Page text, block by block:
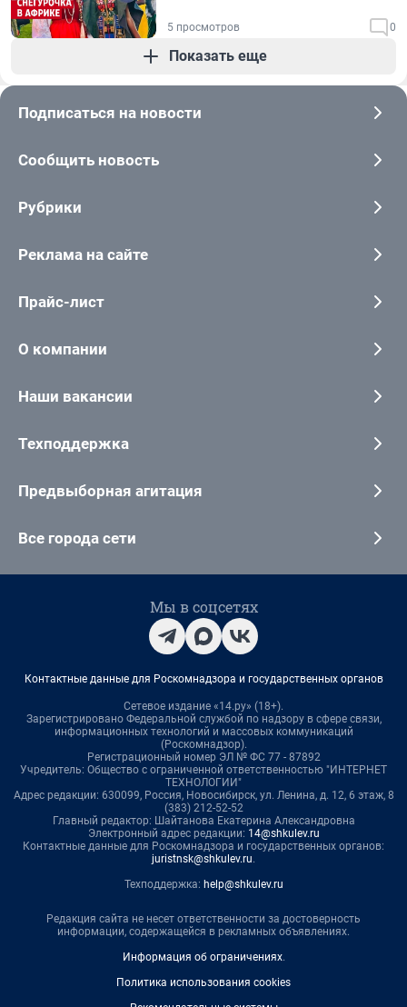
5 просмотров 0
Показать еще
Подписаться на новости
Сообщить новость
Рубрики
Реклама на сайте
Прайс-лист
О компании
Наши вакансии
Техподдержка
Предвыборная агитация
Все города сети
Мы в соцсетях
Контактные данные для Роскомнадзора и государственных органов
Сетевое издание «14.ру» (18+).
Зарегистрировано Федеральной службой по надзору в сфере связи,
информационных технологий и массовых коммуникаций
(Роскомнадзор).
Регистрационный номер ЭЛ № ФС 77 - 87892
Учредитель: Общество с ограниченной ответственностью "ИНТЕРНЕТ
ТЕХНОЛОГИИ"
Адрес редакции: 630099, Россия, Новосибирск, ул. Ленина, д. 12, 6 этаж, 8
(383) 212-52-52
Главный редактор: Шайтанова Екатерина Александровна
Электронный адрес редакции: 14@shkulev.ru
Контактные данные для Роскомнадзора и государственных органов:
juristnsk@shkulev.ru.
Техподдержка: help@shkulev.ru
Редакция сайта не несет ответственности за достоверность
информации, содержащейся в рекламных объявлениях.
Информация об ограничениях.
Политика использования cookies